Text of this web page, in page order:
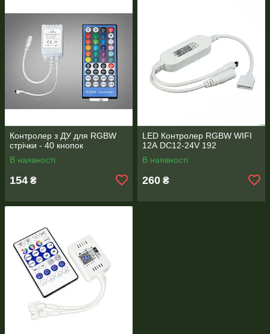
Контролер з ДУ для RGBW
стрічки - 40 кнопок
В наявності
154 ₴
LED Контролер RGBW WIFI
12А DC12-24V 192
В наявності
260 ₴